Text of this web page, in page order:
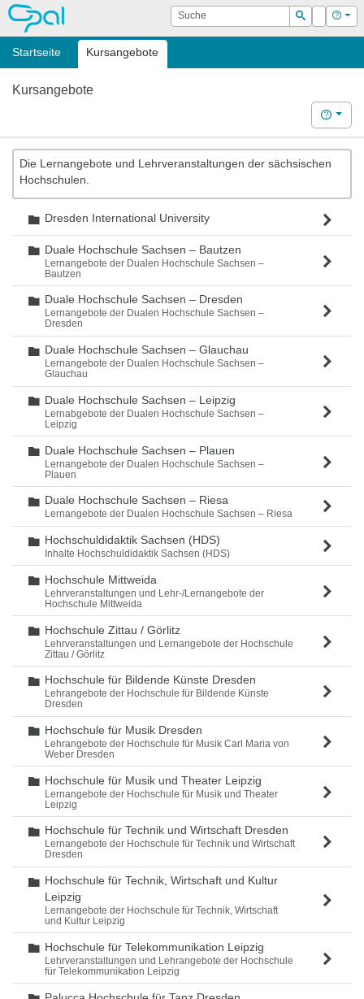
OPAL Suche
Suchen
Login Hilfe
Startseite Kursangebote
Kursangebote
Hilfe
Die Lernangebote und Lehrveranstaltungen der sächsischen
Hochschulen.
Ordner
Dresden International University
Ordner
Duale Hochschule Sachsen – Bautzen
Lernangebote der Dualen Hochschule Sachsen –
Bautzen
Ordner
Duale Hochschule Sachsen – Dresden
Lernangebote der Dualen Hochschule Sachsen –
Dresden
Ordner
Duale Hochschule Sachsen – Glauchau
Lernangebote der Dualen Hochschule Sachsen –
Glauchau
Ordner
Duale Hochschule Sachsen – Leipzig
Lernabgebote der Dualen Hochschule Sachsen –
Leipzig
Ordner
Duale Hochschule Sachsen – Plauen
Lernangebote der Dualen Hochschule Sachsen –
Plauen
Ordner
Duale Hochschule Sachsen – Riesa
Lernangebote der Dualen Hochschule Sachsen – Riesa
Ordner
Hochschuldidaktik Sachsen (HDS)
Inhalte Hochschuldidaktik Sachsen (HDS)
Ordner
Hochschule Mittweida
Lehrveranstaltungen und Lehr-/Lernangebote der
Hochschule Mittweida
Ordner
Hochschule Zittau / Görlitz
Lehrveranstaltungen und Lernangebote der Hochschule
Zittau / Görlitz
Ordner
Hochschule für Bildende Künste Dresden
Lehrangebote der Hochschule für Bildende Künste
Dresden
Ordner
Hochschule für Musik Dresden
Lehrangebote der Hochschule für Musik Carl Maria von
Weber Dresden
Ordner
Hochschule für Musik und Theater Leipzig
Lernangebote der Hochschule für Musik und Theater
Leipzig
Ordner
Hochschule für Technik und Wirtschaft Dresden
Lernangebote der Hochschule für Technik und Wirtschaft
Dresden
Ordner
Hochschule für Technik, Wirtschaft und Kultur
Leipzig
Lernangebote der Hochschule für Technik, Wirtschaft
und Kultur Leipzig
Ordner
Hochschule für Telekommunikation Leipzig
Lehrveranstaltungen und Lehrangebote der Hochschule
für Telekommunikation Leipzig